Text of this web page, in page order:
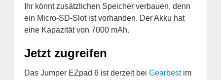
Ihr könnt zusätzlichen Speicher verbauen, denn
ein Micro-SD-Slot ist vorhanden. Der Akku hat
eine Kapazität von 7000 mAh.
Jetzt zugreifen
Das Jumper EZpad 6 ist derzeit bei Gearbestim